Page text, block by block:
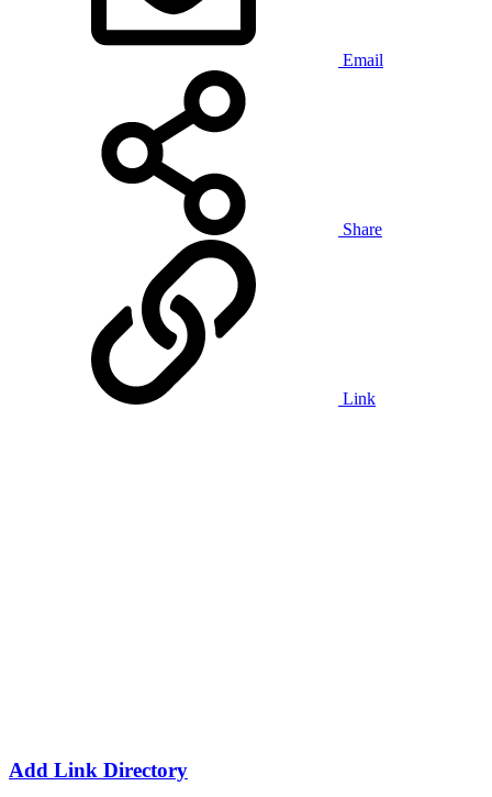
Email
Share
Link
Add Link Directory